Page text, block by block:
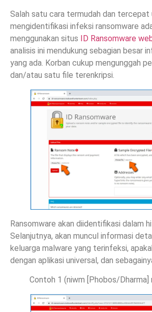
Salah satu cara termudah dan tercepat
mengidentifikasi infeksi ransomware
menggunakan situs ID Ransomware
analisis ini mendukung sebagian besar
yang ada. Korban cukup mengunggah
dan/atau satu file terenkripsi.
Ransomware akan diidentifikasi dalam
Selanjutnya, akan muncul informasi
keluarga malware yang terinfeksi,
dengan aplikasi universal, dan
Contoh 1 (niwm [Phobos/Dharma]